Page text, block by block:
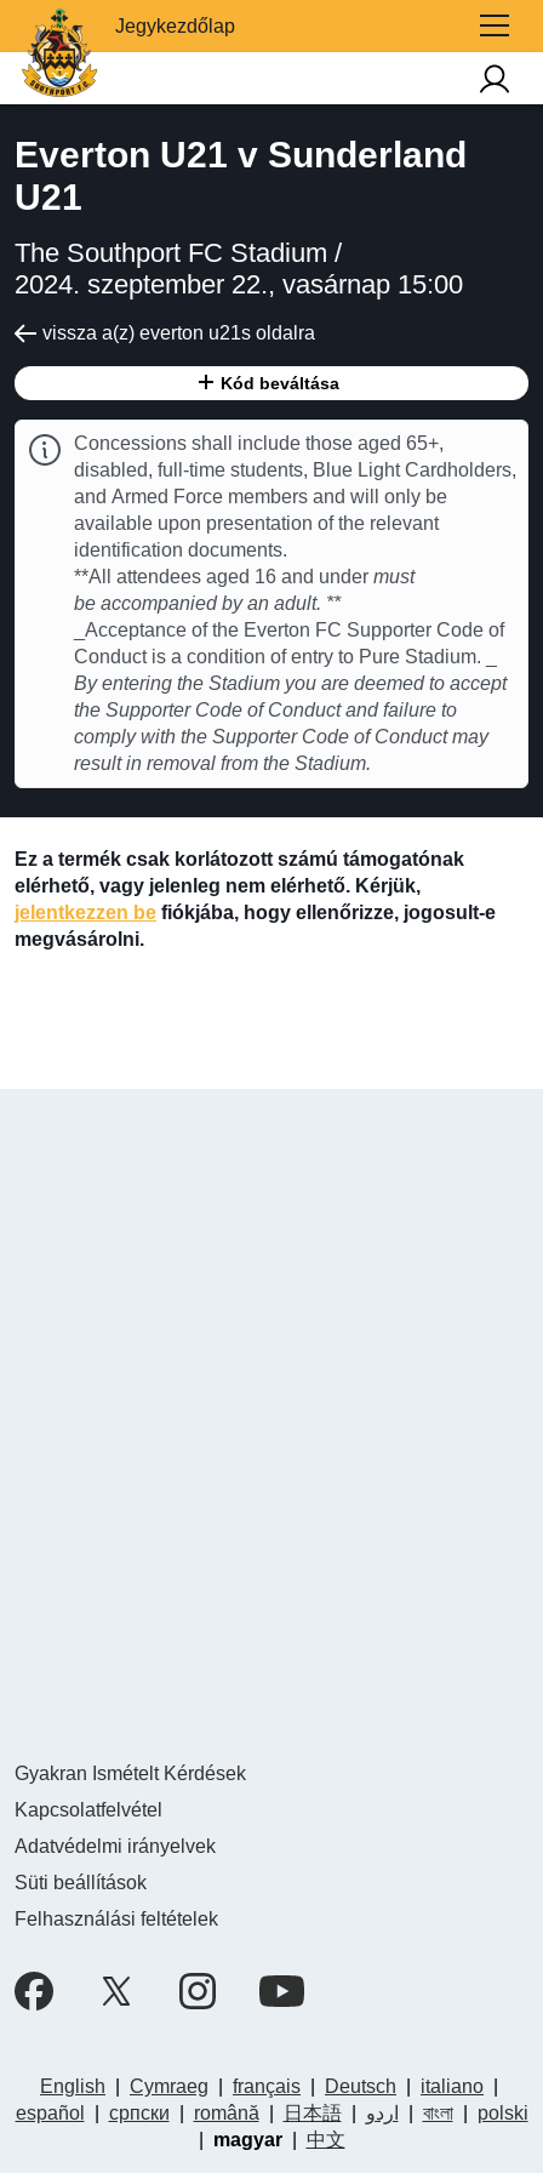
Jegykezdőlap
Everton U21 v Sunderland
U21
The Southport FC Stadium /
2024. szeptember 22., vasárnap 15:00
vissza a(z) everton u21s oldalra
Kód beváltása
Concessions shall include those aged 65+,
disabled, full-time students, Blue Light Cardholders,
and Armed Force members and will only be
available upon presentation of the relevant
identification documents.
**All attendees aged 16 and under must
be accompanied by an adult. **
_Acceptance of the Everton FC Supporter Code of
Conduct is a condition of entry to Pure Stadium. _
By entering the Stadium you are deemed to accept
the Supporter Code of Conduct and failure to
comply with the Supporter Code of Conduct may
result in removal from the Stadium.
Ez a termék csak korlátozott számú támogatónak
elérhető, vagy jelenleg nem elérhető. Kérjük,
jelentkezzen be fiókjába, hogy ellenőrizze, jogosult-e
megvásárolni.
Gyakran Ismételt Kérdések
Kapcsolatfelvétel
Adatvédelmi irányelvek
Süti beállítások
Felhasználási feltételek
English Cymraeg français Deutsch italiano
español
српски română 日本語| اردو বাংলা|
polski
magyar| 中文